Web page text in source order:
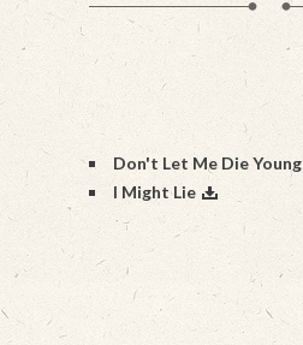
Don't Let Me Die Young
I Might Lie